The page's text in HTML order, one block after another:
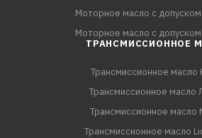
Моторное масло с допуском
Моторное масло с
ТРАНСМИССИОННОЕ
Трансмиссионное масло
Трансмиссионное масло
Трансмиссионное масло
Трансмиссионное масло